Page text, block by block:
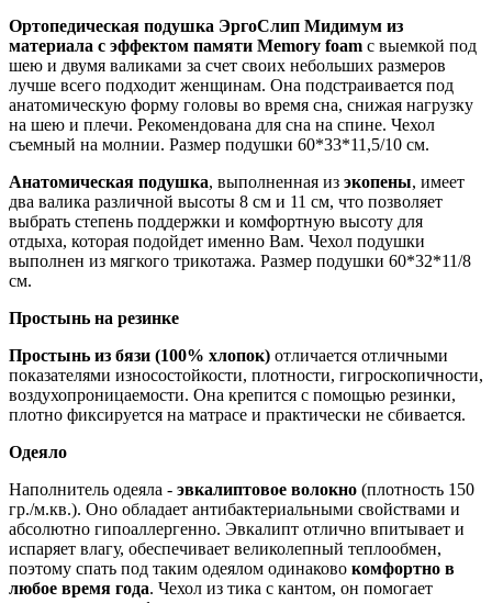
Ортопедическая подушка ЭргоСлип Мидимум из
материала с эффектом памяти Memory foam с выемкой под
шею и двумя валиками за счет своих небольших размеров
лучше всего подходит женщинам. Она подстраивается под
анатомическую форму головы во время сна, снижая нагрузку
на шею и плечи. Рекомендована для сна на спине. Чехол
съемный на молнии. Размер подушки 60*33*11,5/10 см.
Анатомическая подушка, выполненная из экопены, имеет
два валика различной высоты 8 см и 11 см, что позволяет
выбрать степень поддержки и комфортную высоту для
отдыха, которая подойдет именно Вам. Чехол подушки
выполнен из мягкого трикотажа. Размер подушки 60*32*11/8
см.
Простынь на резинке
Простынь из бязи (100% хлопок) отличается отличными
показателями износостойкости, плотности, гигроскопичности,
воздухопроницаемости. Она крепится с помощью резинки,
плотно фиксируется на матрасе и практически не сбивается.
Одеяло
Наполнитель одеяла - эвкалиптовое волокно (плотность 150
гр./м.кв.). Оно обладает антибактериальными свойствами и
абсолютно гипоаллергенно. Эвкалипт отлично впитывает и
испаряет влагу, обеспечивает великолепный теплообмен,
поэтому спать под таким одеялом одинаково комфортно в
любое время года. Чехол из тика с кантом, он помогает